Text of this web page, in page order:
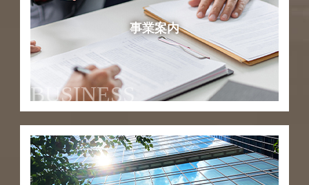
事業案内
BUSINESS